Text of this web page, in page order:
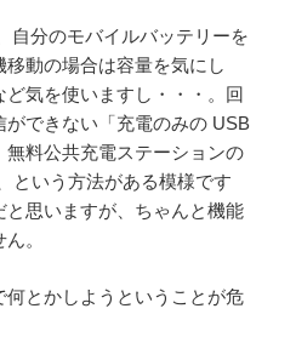
自分のモバイルバッテリーを
動の場合は容量を気にし
気を使いますし・・・。回
できない「充電のみの USB
料公共充電ステーションの
という方法がある模様です
思いますが、ちゃんと機能
。
何とかしようということが危